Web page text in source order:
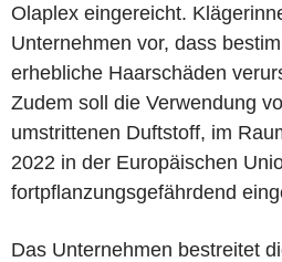
Olaplex eingereicht.
Unternehmen vor, dass
erhebliche Haarschäden
Zudem soll die Verwendung
umstrittenen Duftstoff, im
2022 in der Europäischen
fortpflanzungsgefährdend
Das Unternehmen bestreitet